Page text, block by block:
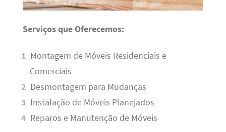
Serviços que Oferecemos:
Montagem de Móveis Residenciais e
Comerciais
Desmontagem para Mudanças
Instalação de Móveis Planejados
Reparos e Manutenção de Móveis